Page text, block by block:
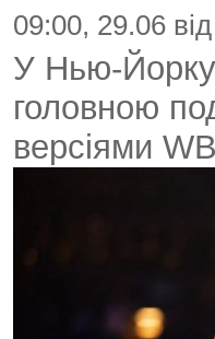
09:00, 29.06 від
У Нью-Йорку
головною
версіями